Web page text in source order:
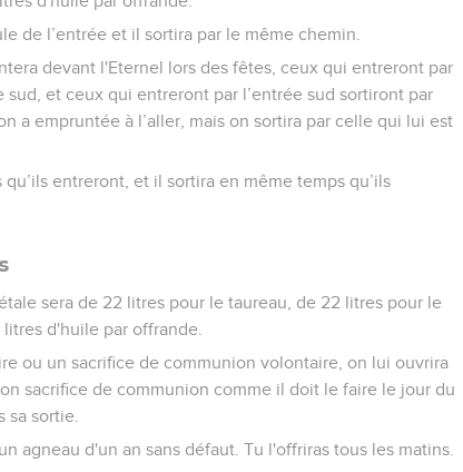
de l’entrée et il sortira par le même chemin.
devant l'Eternel lors des fêtes, ceux qui entreront par
et ceux qui entreront par l’entrée sud sortiront par
a empruntée à l’aller, mais on sortira par celle qui lui est
entreront, et il sortira en même temps qu’ils
sera de 22 litres pour le taureau, de 22 litres pour le
d'huile par offrande.
ou un sacrifice de communion volontaire, on lui ouvrira
sacrifice de communion comme il doit le faire le jour du
sa sortie.
agneau d'un an sans défaut. Tu l'offriras tous les matins.